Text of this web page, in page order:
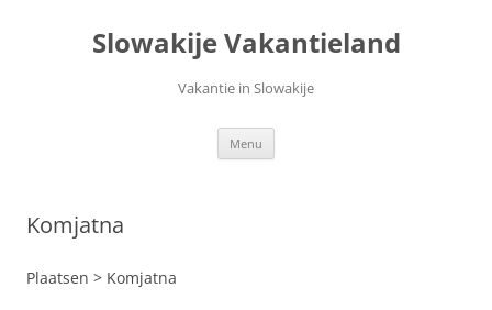
Slowakije Vakantieland
Vakantie in Slowakije
Menu
Komjatna
Plaatsen > Komjatna